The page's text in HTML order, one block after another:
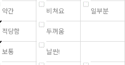
약간 비쳐요 일부분
적당함 두꺼움
보통 날씬!